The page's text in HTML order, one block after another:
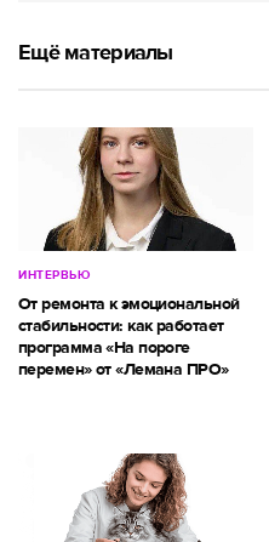
Ещё материалы
ИНТЕРВЬЮ
От ремонта к эмоциональной
стабильности: как работает
программа «На пороге
перемен» от «Лемана ПРО»